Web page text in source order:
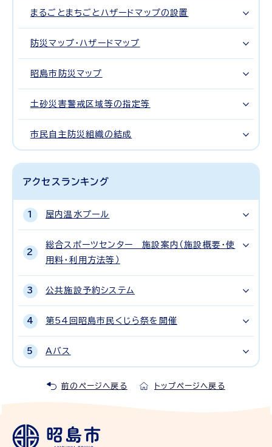
まるごとまちごとハザードマップの設置
防災マップ・ハザードマップ
昭島市防災マップ
土砂災害警戒区域等の指定等
市民自主防災組織の結成
アクセスランキング
屋内温水プール
総合スポーツセンター 施設案内（施設概要・使
用料・利用方法等）
公共施設予約システム
第54回昭島市民くじら祭を開催
Aバス
前のページへ戻る トップページへ戻る